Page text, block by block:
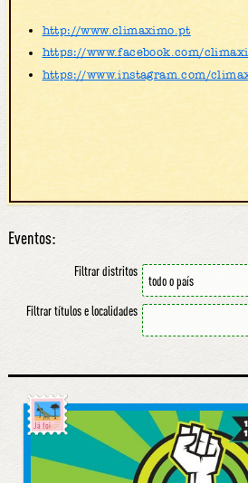
http://www.climaximo.pt
https://www.facebook.com/
https://www.instagram.com/
Eventos:
Filtrar distritos
Filtrar títulos e localidades
Já foi